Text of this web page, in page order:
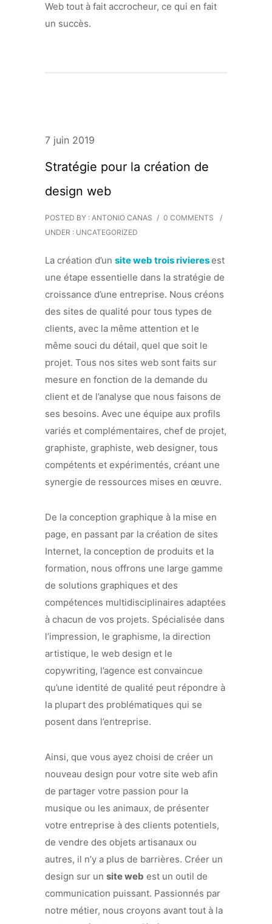
Web tout à fait accrocheur, ce qui en fait
un succès.
7 juin 2019
Stratégie pour la création de
design web
POSTED BY : ANTONIO CANAS / 0 COMMENTS
/
UNDER : UNCATEGORIZED
La création d’un site web trois rivieresest
une étape essentielle dans la stratégie de
croissance d’une entreprise. Nous créons
des sites de qualité pour tous types de
clients, avec la même attention et le
même souci du détail, quel que soit le
projet. Tous nos sites web sont faits sur
mesure en fonction de la demande du
client et de l’analyse que nous faisons de
ses besoins. Avec une équipe aux profils
variés et complémentaires, chef de projet,
graphiste, graphiste, web designer, tous
compétents et expérimentés, créant une
synergie de ressources mises en œuvre.
De la conception graphique à la mise en
page, en passant par la création de sites
Internet, la conception de produits et la
formation, nous offrons une large gamme
de solutions graphiques et des
compétences multidisciplinaires adaptées
à chacun de vos projets. Spécialisée dans
l’impression, le graphisme, la direction
artistique, le web design et le
copywriting, l’agence est convaincue
qu’une identité de qualité peut répondre à
la plupart des problématiques qui se
posent dans l’entreprise.
Ainsi, que vous ayez choisi de créer un
nouveau design pour votre site web afin
de partager votre passion pour la
musique ou les animaux, de présenter
votre entreprise à des clients potentiels,
de vendre des objets artisanaux ou
autres, il n’y a plus de barrières. Créer un
design sur un site web est un outil de
communication puissant. Passionnés par
notre métier, nous croyons avant tout à la